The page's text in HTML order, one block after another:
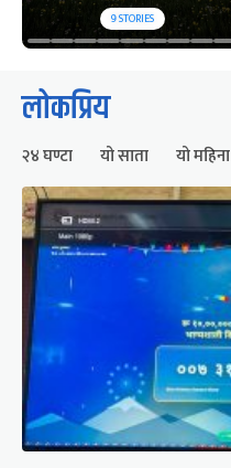
9STORIES
लोकप्रिय
२४ घण्टा यो साता यो महिना